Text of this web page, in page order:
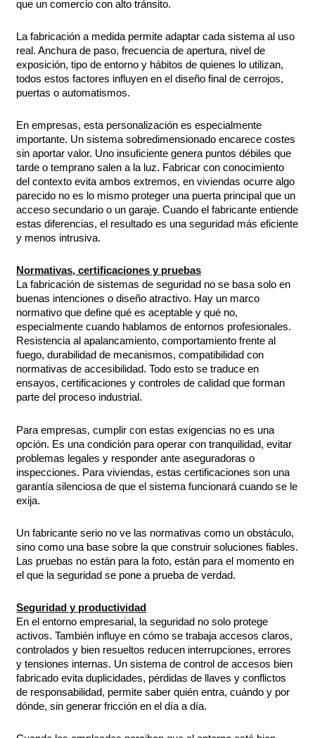
que un comercio con alto tránsito.
La fabricación a medida permite adaptar cada sistema al uso
real. Anchura de paso, frecuencia de apertura, nivel de
exposición, tipo de entorno y hábitos de quienes lo utilizan,
todos estos factores influyen en el diseño final de cerrojos,
puertas o automatismos.
En empresas, esta personalización es especialmente
importante. Un sistema sobredimensionado encarece costes
sin aportar valor. Uno insuficiente genera puntos débiles que
tarde o temprano salen a la luz. Fabricar con conocimiento
del contexto evita ambos extremos, en viviendas ocurre algo
parecido no es lo mismo proteger una puerta principal que un
acceso secundario o un garaje. Cuando el fabricante entiende
estas diferencias, el resultado es una seguridad más eficiente
y menos intrusiva.
Normativas, certificaciones y pruebas
La fabricación de sistemas de seguridad no se basa solo en
buenas intenciones o diseño atractivo. Hay un marco
normativo que define qué es aceptable y qué no,
especialmente cuando hablamos de entornos profesionales.
Resistencia al apalancamiento, comportamiento frente al
fuego, durabilidad de mecanismos, compatibilidad con
normativas de accesibilidad. Todo esto se traduce en
ensayos, certificaciones y controles de calidad que forman
parte del proceso industrial.
Para empresas, cumplir con estas exigencias no es una
opción. Es una condición para operar con tranquilidad, evitar
problemas legales y responder ante aseguradoras o
inspecciones. Para viviendas, estas certificaciones son una
garantía silenciosa de que el sistema funcionará cuando se le
exija.
Un fabricante serio no ve las normativas como un obstáculo,
sino como una base sobre la que construir soluciones fiables.
Las pruebas no están para la foto, están para el momento en
el que la seguridad se pone a prueba de verdad.
Seguridad y productividad
En el entorno empresarial, la seguridad no solo protege
activos. También influye en cómo se trabaja accesos claros,
controlados y bien resueltos reducen interrupciones, errores
y tensiones internas. Un sistema de control de accesos bien
fabricado evita duplicidades, pérdidas de llaves y conflictos
de responsabilidad, permite saber quién entra, cuándo y por
dónde, sin generar fricción en el día a día.